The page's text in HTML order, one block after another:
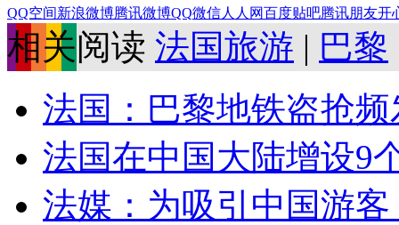
QQ空间新浪微博腾讯微博QQ微信人人网百度贴吧腾讯朋友开
相关阅读 法国旅游 | 巴黎
法国：巴黎地铁盗抢
法国在中国大陆增设9
法媒：为吸引中国游